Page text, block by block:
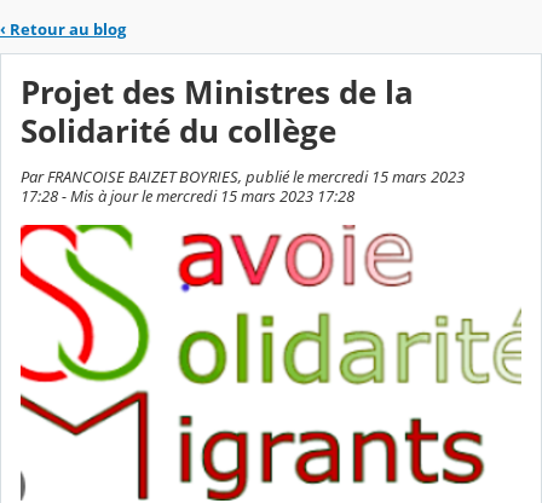
‹ Retour au blog
Projet des Ministres de la
Solidarité du collège
Par FRANCOISE BAIZET BOYRIES, publié le mercredi 15 mars 2023
17:28 - Mis à jour le mercredi 15 mars 2023 17:28